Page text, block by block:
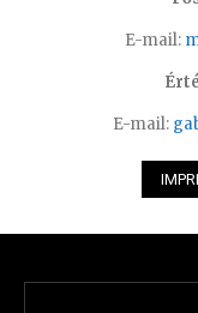
E-mail:
E-mail: